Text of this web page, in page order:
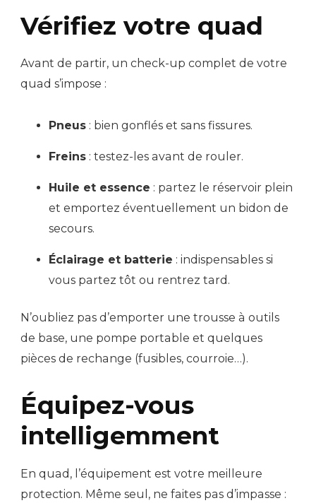
Vérifiez votre quad
Avant de partir, un check-up complet de votre
quad s’impose :
Pneus : bien gonflés et sans fissures.
Freins : testez-les avant de rouler.
Huile et essence : partez le réservoir plein
et emportez éventuellement un bidon de
secours.
Éclairage et batterie : indispensables si
vous partez tôt ou rentrez tard.
N’oubliez pas d’emporter une trousse à outils
de base, une pompe portable et quelques
pièces de rechange (fusibles, courroie…).
Équipez-vous
intelligemment
En quad, l’équipement est votre meilleure
protection. Même seul, ne faites pas d’impasse :